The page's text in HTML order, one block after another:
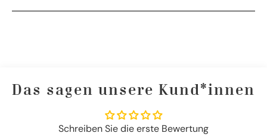
Das sagen unsere Kund*innen
Schreiben Sie die erste Bewertung